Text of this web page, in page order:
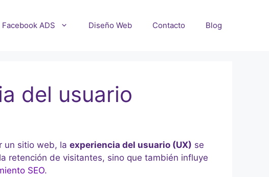
Facebook ADS Diseño Web Contacto Blog
del usuario
un sitio web, la experiencia del usuario (UX) se
retención de visitantes, sino que también influye
SEO.